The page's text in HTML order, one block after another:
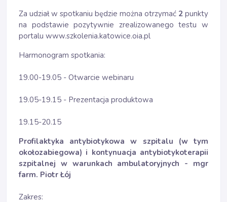
Za udział w spotkaniu będzie można otrzymać 2 punkty
na podstawie pozytywnie zrealizowanego testu w
portalu www.szkolenia.katowice.oia.pl
Harmonogram spotkania:
19.00-19.05 - Otwarcie webinaru
19.05-19.15 - Prezentacja produktowa
19.15-20.15
Profilaktyka antybiotykowa w szpitalu (w tym
okołozabiegowa) i kontynuacja antybiotykoterapii
szpitalnej w warunkach ambulatoryjnych - mgr
farm. Piotr Łój
Zakres: